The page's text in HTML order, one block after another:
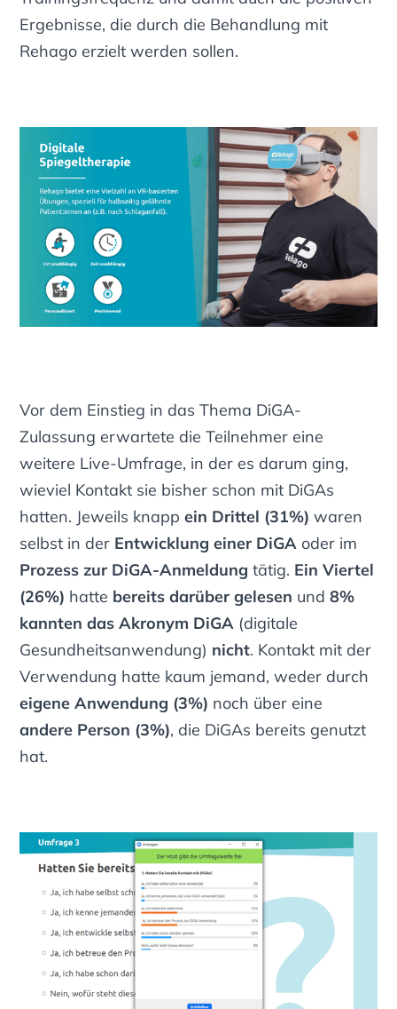
Ergebnisse, die durch die Behandlung mit
Rehago erzielt werden sollen.
Vor dem Einstieg in das Thema DiGA-
Zulassung erwartete die Teilnehmer eine
weitere Live-Umfrage, in der es darum ging,
wieviel Kontakt sie bisher schon mit DiGAs
hatten. Jeweils knappein Drittel (31%)waren
selbst in der Entwicklung einer DiGA oder im
Prozess zur DiGA-Anmeldungtätig. Ein Viertel
(26%) hatte bereits darüber gelesen und8%
kannten das Akronym DiGA (digitale
Gesundheitsanwendung) nicht. Kontakt mit der
Verwendung hatte kaum jemand, weder durch
eigene Anwendung (3%) noch über eine
andere Person (3%), die DiGAs bereits genutzt
hat.